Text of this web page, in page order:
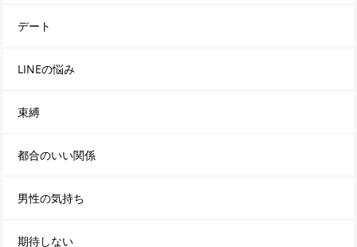
デート
LINEの悩み
束縛
都合のいい関係
男性の気持ち
期待しない